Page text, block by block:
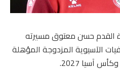
القدم حسن معتوق مسيرته
الآسيوية المزدوجة المؤهلة